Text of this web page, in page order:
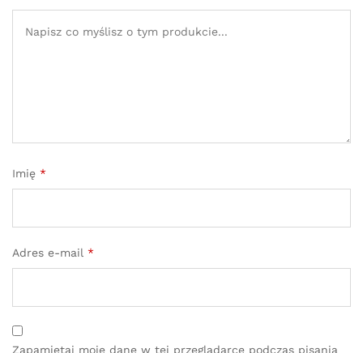
Imię *
Adres e-mail *
Zapamiętaj moje dane w tej przeglądarce podczas pisania